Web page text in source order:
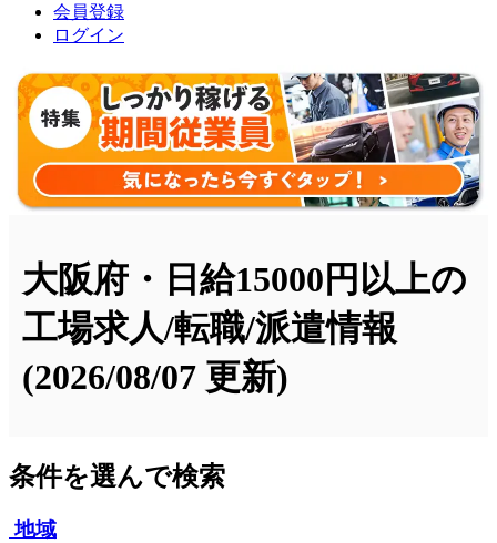
会員登録
ログイン
大阪府・日給15000円以上の
工場求人/転職/派遣情報
(2026/08/07 更新)
条件を選んで検索
地域